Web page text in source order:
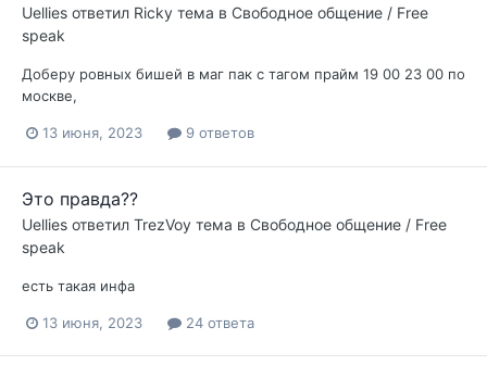
Uellies ответил Ricky тема в Свободное общение / Free
speak
Доберу ровных бишей в маг пак с тагом прайм 19 00 23 00 по
москве,
13 июня, 2023 9 ответов
Это правда??
Uellies ответил TrezVoy тема в Свободное общение / Free
speak
есть такая инфа
13 июня, 2023 24 ответа